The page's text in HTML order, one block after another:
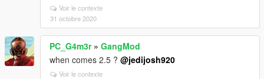
Voir le contexte
31 octobre 2020
PC_G4m3r» GangMod
when comes 2.5 ? @jedijosh920
Voir le contexte